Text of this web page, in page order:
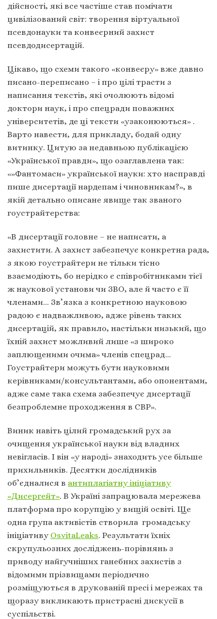
дійсності, які все частіше став помічати
цивілізований світ: творення віртуальної
псевдонауки та конвеєрний захист
псевдодисертацій.
Цікаво, що схеми такого «конвеєру» вже давно
писано-переписано – і про цілі трасти з
написання текстів, які очолюють відомі
доктори наук, і про спецради поважних
університетів, де ці тексти «узаконюються» .
Варто навести, для прикладу, бодай одну
витинку. Цитую за недавньою публікацією
«Української правди», що озаглавлена так:
«»Фантомаси» української науки: хто насправді
пише дисертації нардепам і чиновникам?», в
якій детально описане явище так званого
гоустрайтерства:
«В дисертації головне – не написати, а
захистити. А захист забезпечує конкретна рада,
з якою гоустрайтери не тільки тісно
взаємодіють, бо нерідко є співробітниками тієї
ж наукової установи чи ЗВО, але й часто є її
членами… Зв’язка з конкретною науковою
радою є надважливою, адже рівень таких
дисертацій, як правило, настільки низький, що
їхній захист можливий лише «з широко
заплющеними очима» членів спецрад…
Гоустрайтери можуть бути науковими
керівниками/консультантами, або опонентами,
адже саме така схема забезпечує дисертації
безпроблемне проходження в СВР».
Виник навіть цілий громадський рух за
очищення української науки від владних
невігласів. І він «у народі» знаходить усе більше
прихильників. Десятки дослідників
об’єдналися в антиплагіатну ініціативу
«Дисергейт». В Україні запрацювала мережева
платформа про корупцію у вищій освіті. Ще
одна група активістів створила громадську
ініціативу OsvitaLeaks. Результати їхніх
скрупульозних досліджень-порівнянь з
приводу найгучніших ганебних захистів з
відомими прізвищами періодично
розміщуються в друкованій пресі і мережах та
щоразу викликають пристрасні дискусії в
суспільстві.